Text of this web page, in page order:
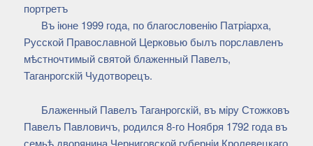
портретъ
Въ iюне 1999 года, по благословенiю Патрiарха,
Русской Православной Церковью былъ порславленъ
мѣстночтимый святой блаженный Павелъ,
Таганрогскiй Чудотворецъ.
Блаженный Павелъ Таганрогскiй, въ мiру Стожковъ
Павелъ Павловичъ, родился 8-го Ноября 1792 года въ
семьѣ дворянина Черниговской губернiи Кролевецкаго